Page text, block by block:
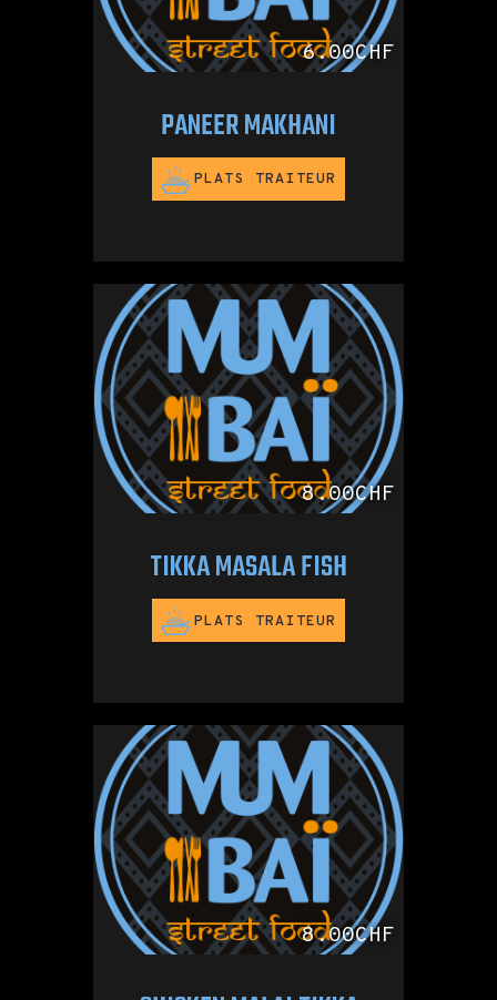
6.00CHF
PANEER MAKHANI
PLATS TRAITEUR
8.00CHF
TIKKA MASALA FISH
PLATS TRAITEUR
8.00CHF